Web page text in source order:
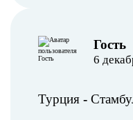
︎Гость
6
Турция -